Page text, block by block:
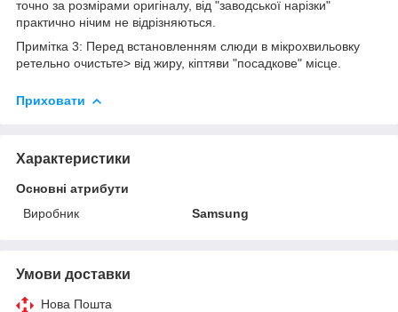
точно за розмірами оригіналу, від "заводської нарізки"
практично нічим не відрізняються.
Примітка 3: Перед встановленням слюди в мікрохвильовку
ретельно очистьте> від жиру, кіптяви "посадкове" місце.
Приховати
Характеристики
Основні атрибути
Виробник
Samsung
Умови доставки
Нова Пошта